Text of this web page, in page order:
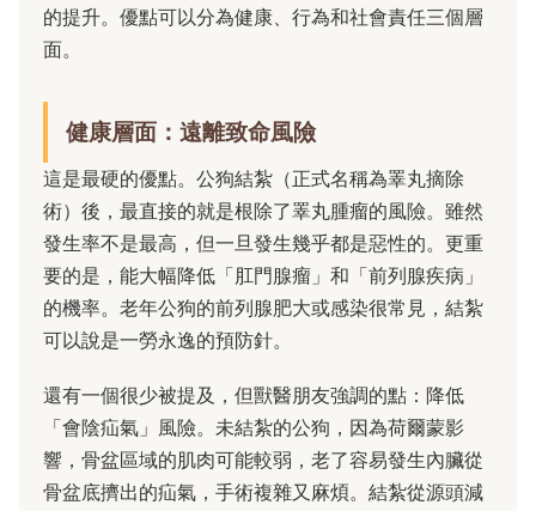
的提升。優點可以分為健康、行為和社會責任三個層
面。
健康層面：遠離致命風險
這是最硬的優點。公狗結紮（正式名稱為睪丸摘除
術）後，最直接的就是根除了睪丸腫瘤的風險。雖然
發生率不是最高，但一旦發生幾乎都是惡性的。更重
要的是，能大幅降低「肛門腺瘤」和「前列腺疾病」
的機率。老年公狗的前列腺肥大或感染很常見，結紮
可以說是一勞永逸的預防針。
還有一個很少被提及，但獸醫朋友強調的點：降低
「會陰疝氣」風險。未結紮的公狗，因為荷爾蒙影
響，骨盆區域的肌肉可能較弱，老了容易發生內臟從
骨盆底擠出的疝氣，手術複雜又麻煩。結紮從源頭減